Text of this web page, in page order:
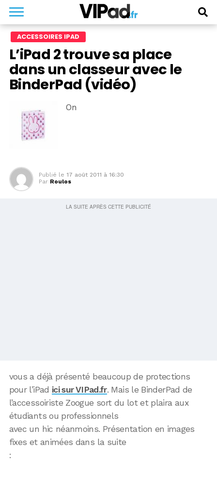
ACCESSOIRES IPAD
L’iPad 2 trouve sa place
dans un classeur avec le
BinderPad (vidéo)
On
Publié le 17 août 2011 à 16:30
Par Roulos
vous a déjà présenté beaucoup de protections
pour l’iPad ici sur VIPad.fr. Mais le BinderPad de
l’accessoiriste Zoogue sort du lot et plaira aux
étudiants ou professionnels
avec un hic néanmoins. Présentation en images
fixes et animées dans la suite
: